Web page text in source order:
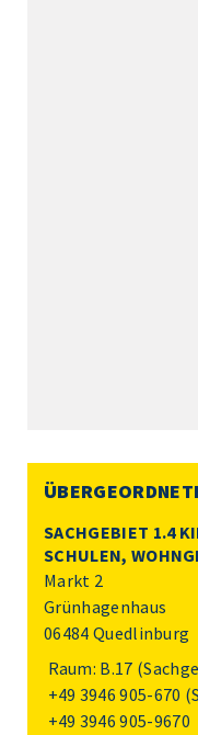
SACHGEBIET 1.4
SCHULEN,
Markt 2
Grünhagenhaus
06484 Quedlinburg
Raum: B.17
+49 3946 905-670
+49 3946 905-9670